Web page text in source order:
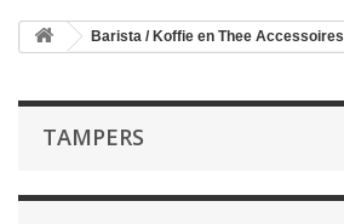
Barista / Koffie en Thee Accessoires
TAMPERS